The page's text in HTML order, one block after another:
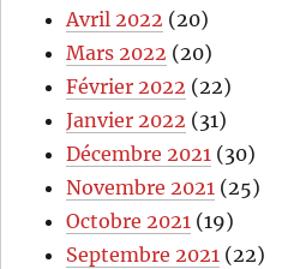
Avril 2022 (20)
Mars 2022 (20)
Février 2022 (22)
Janvier 2022 (31)
Décembre 2021 (30)
Novembre 2021 (25)
Octobre 2021 (19)
Septembre 2021 (22)